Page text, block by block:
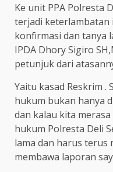
Ke unit PPA Polresta
terjadi keterlambatan
konfirmasi dan tanya
IPDA Dhory Sigiro
petunjuk dari
Yaitu kasad Reskrim .
hukum bukan hanya
dan kalau kita
hukum Polresta Deli
lama dan harus terus
membawa laporan